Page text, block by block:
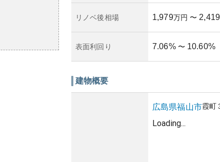
リノベ後相場 1,979万円 〜 2,419
表面利回り 7.06% 〜 10.60%
建物概要
広島県福山市霞町
Loading...